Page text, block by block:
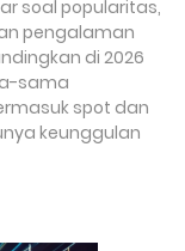
soal popularitas,
pengalaman
di 2026
sama
spot dan
keunggulan